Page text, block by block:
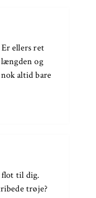
ellers ret
og
altid bare
til dig.
trøje?